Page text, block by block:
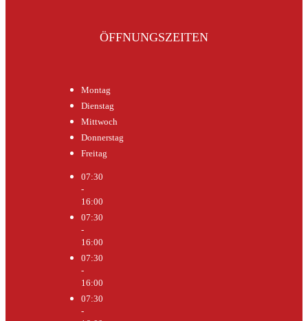
ÖFFNUNGSZEITEN
Montag
Dienstag
Mittwoch
Donnerstag
Freitag
07:30
-
16:00
07:30
-
16:00
07:30
-
16:00
07:30
-